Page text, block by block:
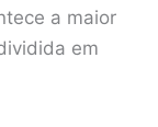
a maior
em